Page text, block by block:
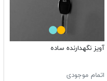
آویز نگهدارنده ساده
اتمام موجودی